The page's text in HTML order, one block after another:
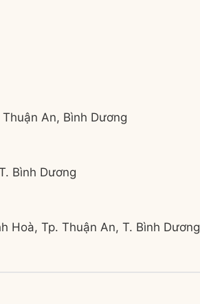
An, Bình Dương
Bình Dương
Hoà, Tp. Thuận An, T. Bình Dương